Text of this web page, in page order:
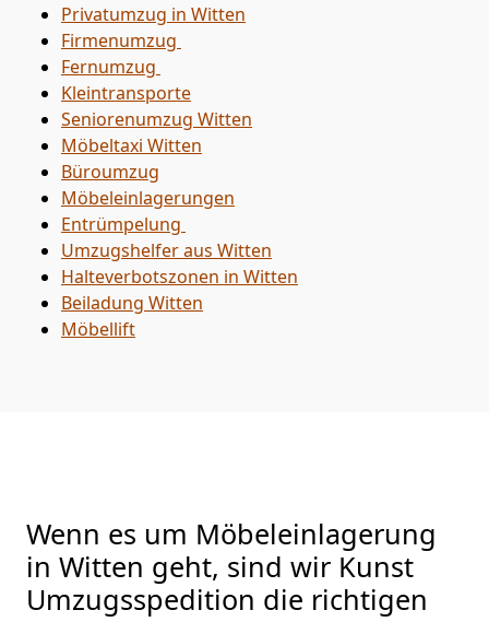
Privatumzug in Witten
Firmenumzug
Fernumzug
Kleintransporte
Seniorenumzug Witten
Möbeltaxi Witten
Büroumzug
Möbeleinlagerungen
Entrümpelung
Umzugshelfer aus Witten
Halteverbotszonen in Witten
Beiladung Witten
Möbellift
Wenn es um Möbeleinlagerung
in Witten geht, sind wir Kunst
Umzugsspedition die richtigen